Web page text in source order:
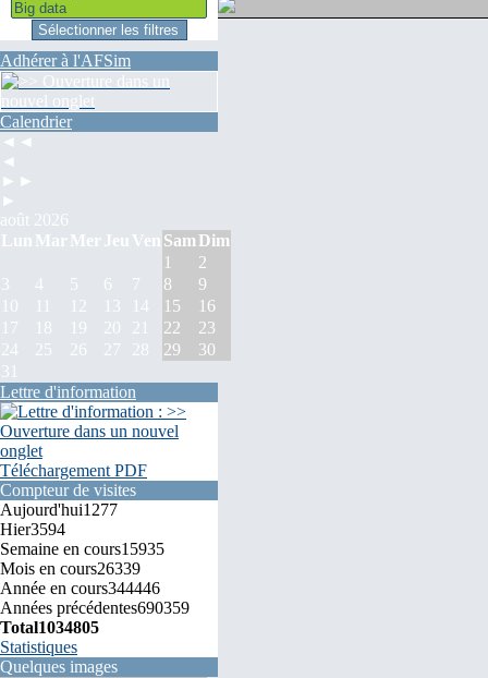
Adhérer à l'AFSim
Calendrier
◄◄
◄
►►
►
août 2026
Lun Mar Mer Jeu Ven Sam Dim
1
2
3
4 5 6 7 8
9
10
11 12 13 14 15
16
17
18 19 20 21 22
23
24
25 26 27 28 29
30
31
Lettre d'information
Téléchargement PDF
Compteur de visites
Aujourd'hui1277
Hier3594
Semaine en cours15935
Mois en cours26339
Année en cours344446
Années précédentes690359
Total1034805
Statistiques
Quelques images